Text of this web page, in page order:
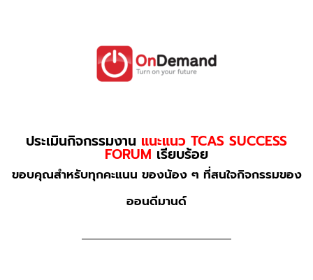
ประเมินกิจกรรมงาน แนะแนว TCAS SUCCESS
FORUM เรียบร้อย
ขอบคุณสำหรับทุกคะแนน ของน้อง ๆ ที่สนใจกิจกรรมของ
ออนดีมานด์